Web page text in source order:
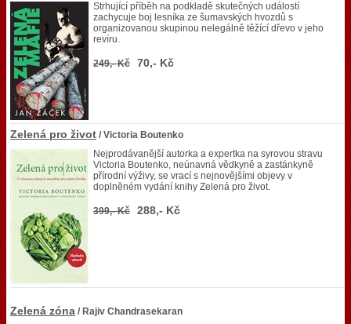
Strhující příběh na podkladě skutečných událostí
zachycuje boj lesníka ze šumavských hvozdů s
organizovanou skupinou nelegálně těžící dřevo v jeho
revíru.
249,- Kč 70,- Kč
Zelená pro život / Victoria Boutenko
Nejprodávanější autorka a expertka na syrovou stravu
Victoria Boutenko, neúnavná vědkyně a zastánkyně
přírodní výživy, se vrací s nejnovějšími objevy v
doplněném vydání knihy Zelená pro život.
399,- Kč 288,- Kč
Zelená zóna / Rajiv Chandrasekaran